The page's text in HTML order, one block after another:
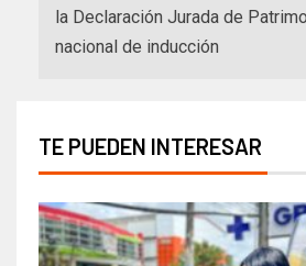
la Declaración Jurada de
nacional de inducción
TE PUEDEN INTERESAR